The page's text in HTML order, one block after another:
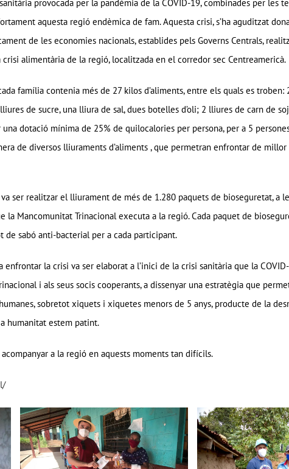
provocada per la pandèmia de la COVID-19, combinades per les
aquesta regió endèmica de fam. Aquesta crisi, s’ha aguditzat
de les economies nacionals, establides pels Governs Centrals,
crisi alimentària de la regió, localitzada en el corredor sec Centreamericà.
família contenia més de 27 kilos d’aliments, entre els quals es troben:
de sucre, una lliura de sal, dues botelles d’oli; 2 lliures de carn de
dotació mínima de 25% de quilocalories per persona, per a 5
de diversos lliuraments d’aliments , que permetran enfrontar de
ser realitzar el lliurament de més de 1.280 paquets de bioseguretat, a
la Mancomunitat Trinacional executa a la regió. Cada paquet de
de sabó anti-bacterial per a cada participant.
enfrontar la crisi va ser elaborat a l’inici de la crisi sanitària que la
i als seus socis cooperants, a dissenyar una estratègia que
sobretot xiquets i xiquetes menors de 5 anys, producte de la
humanitat estem patint.
a la regió en aquests moments tan difícils.